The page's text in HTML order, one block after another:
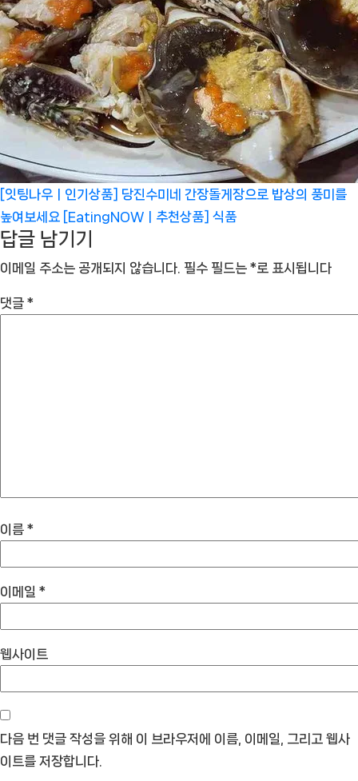
[잇팅나우ㅣ인기상품] 당진수미네 간장돌게장으로 밥상의 풍미를
높여보세요 [EatingNOWㅣ추천상품] 식품
답글 남기기
이메일 주소는 공개되지 않습니다. 필수 필드는 *로 표시됩니다
댓글 *
이름 *
이메일 *
웹사이트
다음 번 댓글 작성을 위해 이 브라우저에 이름, 이메일, 그리고 웹사
이트를 저장합니다.